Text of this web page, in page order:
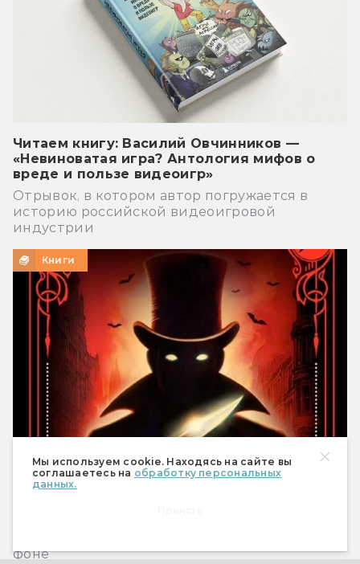
Мы используем cookie. Находясь на сайте вы
соглашаетесь на обработку персональных
данных.
Читаем книгу: Василий Овчинников —
«Невиноватая игра? Антология мифов о
вреде и пользе видеоигр»
Отрывок, в котором автор погружается в
историю российской видеоигровой
индустрии
Книги
Горан Скробонья, Иван Нешич
фоне